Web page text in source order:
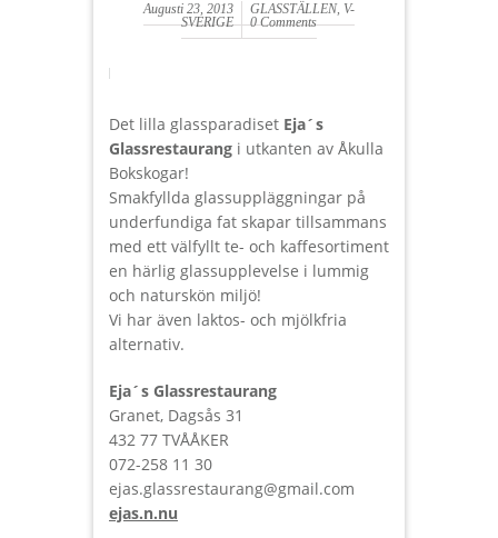
Augusti 23, 2013 GLASSTÄLLEN, V-
SVERIGE
0 Comments
Det lilla glassparadiset Eja´s
Glassrestaurang i utkanten av Åkulla
Bokskogar!
Smakfyllda glassuppläggningar på
underfundiga fat skapar tillsammans
med ett välfyllt te- och kaffesortiment
en härlig glassupplevelse i lummig
och naturskön miljö!
Vi har även laktos- och mjölkfria
alternativ.
Eja´s Glassrestaurang
Granet, Dagsås 31
432 77 TVÅÅKER
072-258 11 30
ejas.glassrestaurang@gmail.com
ejas.n.nu